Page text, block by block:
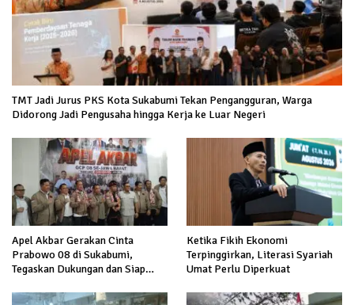
TMT Jadi Jurus PKS Kota Sukabumi Tekan Pengangguran, Warga
Didorong Jadi Pengusaha hingga Kerja ke Luar Negeri
Apel Akbar Gerakan Cinta
Prabowo 08 di Sukabumi,
Tegaskan Dukungan dan Siap
Prabowo
Ketika Fikih Ekonomi
Terpinggirkan, Literasi Syariah
Umat Perlu Diperkuat